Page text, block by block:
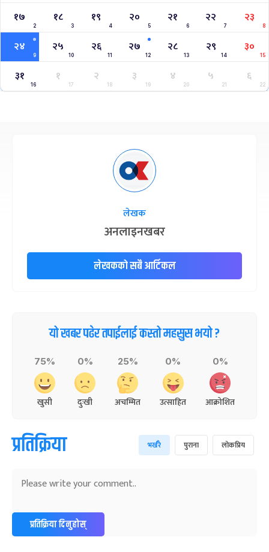
१७
2
१८
3
१९
4
२०
5
२१
6
२२
7
२३
8
२४
9
२५
10
२६
11
२७
12
२८
13
२९
14
३०
15
३१
16
१
17
२
18
३
19
४
20
५
21
६
22
लेखक
अनलाइनखबर
लेखकको सबै आर्टिकल
यो खबर पढेर तपाईलाई कस्तो महसुस भयो ?
75%
खुसी
0%
दुःखी
25%
अचम्मित
0%
उत्साहित
0%
आक्रोशित
प्रतिक्रिया भर्खरै पुराना लोकप्रिय
प्रतिक्रिया दिनुहोस्